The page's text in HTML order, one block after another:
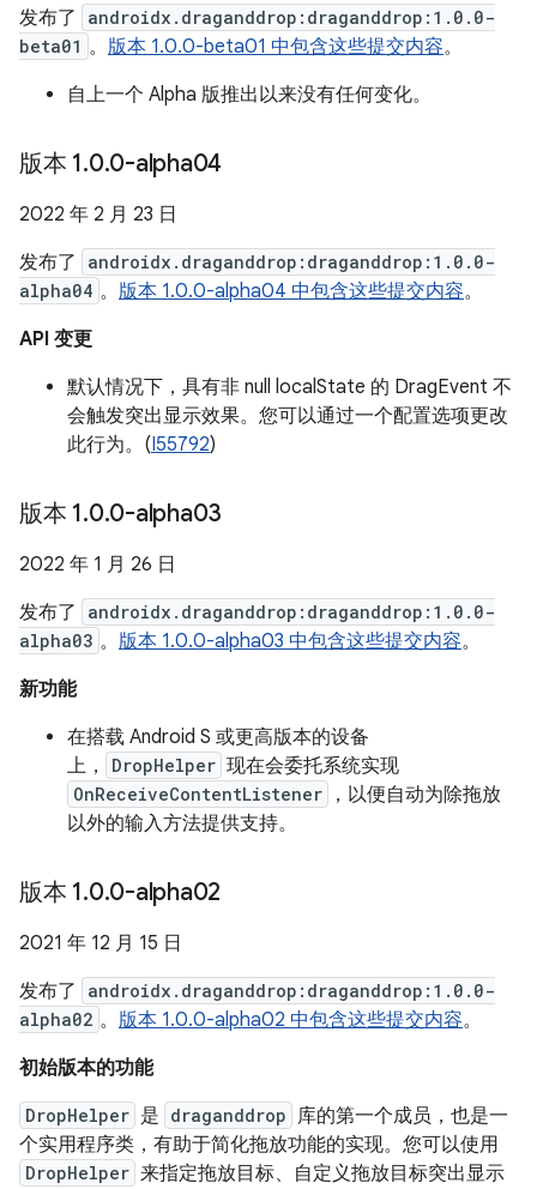
发布了
androidx.draganddrop:draganddrop:1.0.0-
beta01 。 版本 1.0.0-beta01 中包含这些提交内容。
自上一个 Alpha 版推出以来没有任何变化。
版本 1.0.0-alpha04
2022 年 2 月 23 日
发布了
androidx.draganddrop:draganddrop:1.0.0-
alpha04 。 版本 1.0.0-alpha04 中包含这些提交内容。
API 变更
默认情况下，具有非 null localState 的 DragEvent 不
会触发突出显示效果。您可以通过一个配置选项更改
此行为。(I55792)
版本 1.0.0-alpha03
2022 年 1 月 26 日
发布了
androidx.draganddrop:draganddrop:1.0.0-
alpha03 。 版本 1.0.0-alpha03 中包含这些提交内容。
新功能
在搭载 Android S 或更高版本的设备
上，
DropHelper 现在会委托系统实现
OnReceiveContentListener
，以便自动为除拖放
以外的输入方法提供支持。
版本 1.0.0-alpha02
2021 年 12 月 15 日
发布了
androidx.draganddrop:draganddrop:1.0.0-
alpha02 。 版本 1.0.0-alpha02 中包含这些提交内容。
初始版本的功能
DropHelper 是 draganddrop 库的第一个成员，也是一
个实用程序类，有助于简化拖放功能的实现。您可以使用
DropHelper 来指定拖放目标、自定义拖放目标突出显示